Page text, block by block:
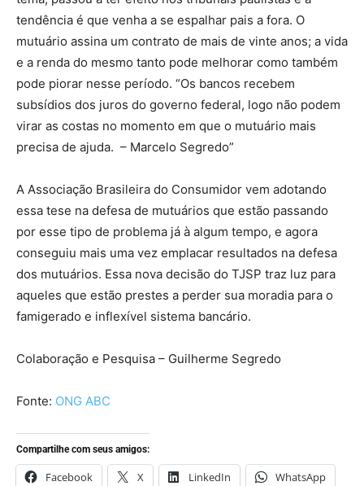
tendência é que venha a se espalhar pais a fora. O
mutuário assina um contrato de mais de vinte anos; a vida
e a renda do mesmo tanto pode melhorar como também
pode piorar nesse período. “Os bancos recebem
subsídios dos juros do governo federal, logo não podem
virar as costas no momento em que o mutuário mais
precisa de ajuda. – Marcelo Segredo”
A Associação Brasileira do Consumidor vem adotando
essa tese na defesa de mutuários que estão passando
por esse tipo de problema já à algum tempo, e agora
conseguiu mais uma vez emplacar resultados na defesa
dos mutuários. Essa nova decisão do TJSP traz luz para
aqueles que estão prestes a perder sua moradia para o
famigerado e inflexível sistema bancário.
Colaboração e Pesquisa – Guilherme Segredo
Fonte: ONG ABC
Compartilhe com seus amigos:
Facebook X LinkedIn WhatsApp